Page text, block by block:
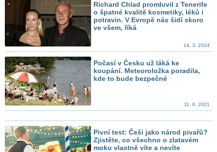
Richard Chlad promluvil z Tenerife
o špatné kvalitě kosmetiky, léků i
potravin. V Evropě nás šidí skoro
ve všem, říká
14. 3. 2024
Počasí v Česku už láká ke
koupání. Meteoroložka poradila,
kde to bude bezpečné
11. 6. 2021
Pivní test: Češi jako národ pivařů?
Zjistěte, co všechno o zlatavém
moku vlastně víte a nevíte